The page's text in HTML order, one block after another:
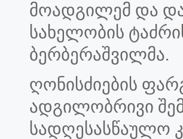
მოადგილემ და
სახელობის
ბერბერაშვილმა.
ღონისძიების
ადგილობრივი
სადღესასწაულო